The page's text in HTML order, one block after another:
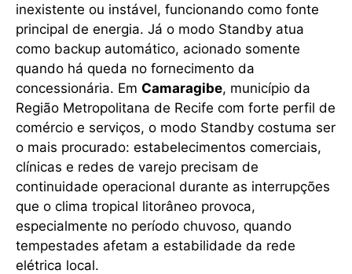
inexistente ou instável, funcionando como fonte
principal de energia. Já o modo Standby atua
como backup automático, acionado somente
quando há queda no fornecimento da
concessionária. Em Camaragibe, município da
Região Metropolitana de Recife com forte perfil de
comércio e serviços, o modo Standby costuma ser
o mais procurado: estabelecimentos comerciais,
clínicas e redes de varejo precisam de
continuidade operacional durante as interrupções
que o clima tropical litorâneo provoca,
especialmente no período chuvoso, quando
tempestades afetam a estabilidade da rede
elétrica local.